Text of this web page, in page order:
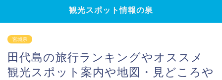
観光スポット情報の泉
宮城県
田代島の旅行ランキングやオススメ
観光スポット案内や地図・見どころや